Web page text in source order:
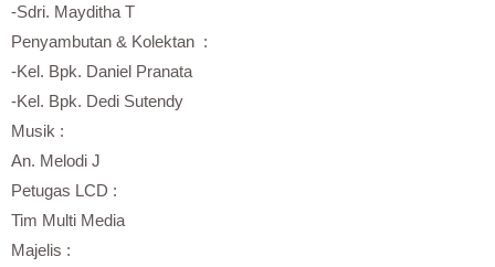
-Sdri. Mayditha T
Penyambutan & Kolektan :
-Kel. Bpk. Daniel Pranata
-Kel. Bpk. Dedi Sutendy
Musik :
An. Melodi J
Petugas LCD :
Tim Multi Media
Majelis :